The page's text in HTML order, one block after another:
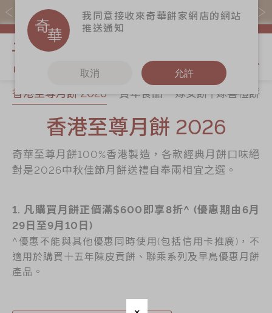
購物滿$368(折扣後)即免本地運費！
關於奇華
奇華傳奇
分店網絡
嫁喜須知
奇華網誌
奇華餅食
香港至尊月餅
2026
賀年食品
嫁女餅 | 嫁喜禮
手信禮品
家鄉餅食｜香港
製造
茗茶系列
更多
奇華Fans
奇華茶室
加入奇華
香港至尊月餅 2026 賀年食品
嫁女餅 | 嫁喜禮餅
所有產品香港至尊月餅 2026
奇華至尊月餅100%香港製造，各款經典月餅口味絕
對是2026中秋佳節月餅送禮自奉兩相宜之選。
1. 凡購買月餅正價滿$600即享8折^ (優惠期由6月
29日至9月10日)
^優惠不能與其他優惠同時使用(包括信用卡推廣)，不
適用於購買十五年陳皮貢餅、聯乘系列及早鳥優惠月餅
產品。
我同意接收來奇華餅家網店的網站
推送通知
取消 允許